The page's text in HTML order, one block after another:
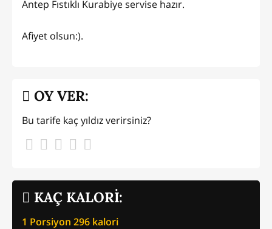
Antep Fıstıklı Kurabiye servise hazır.
Afiyet olsun:).
KAÇ KALORİ:
1 Porsiyon 296 kalori
OY VER:
Bu tarife kaç yıldız verirsiniz?